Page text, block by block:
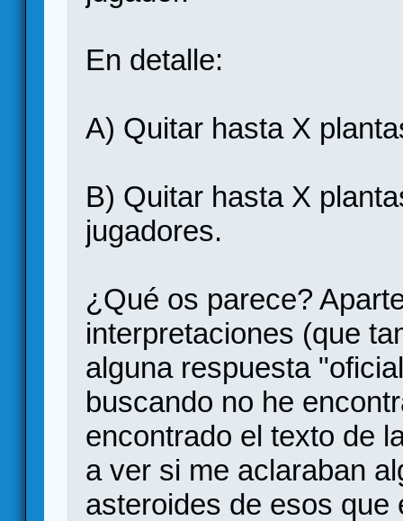
En detalle:
A) Quitar hasta X
B) Quitar hasta X
jugadores.
¿Qué os parece?
interpretaciones (que
alguna respuesta
buscando no he
encontrado el texto de
a ver si me aclaraban
asteroides de esos